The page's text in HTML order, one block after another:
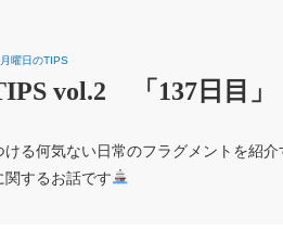
月曜日のTIPS
vol.2 「137日目」
る何気ない日常のフラグメントを紹
するお話です